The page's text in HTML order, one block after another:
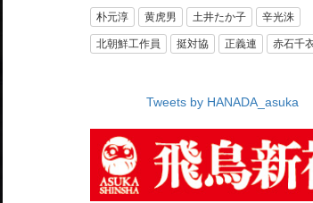
朴元淳 黄虎男 土井たか子 辛光洙
北朝鮮工作員 挺対協 正義連 赤石千
Tweets by HANADA_asuka